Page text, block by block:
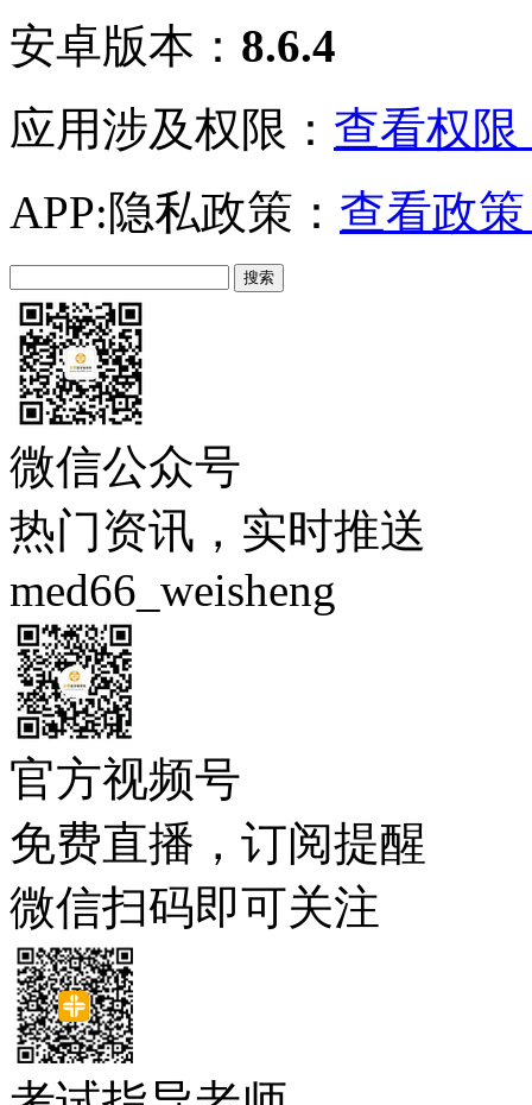
安卓版本： 8.6.4
应用涉及权限： 查看权限
APP:隐私政策： 查看政
微信公众号
热门资讯，实时推送
med66_weisheng
官方视频号
免费直播，订阅提醒
微信扫码即可关注